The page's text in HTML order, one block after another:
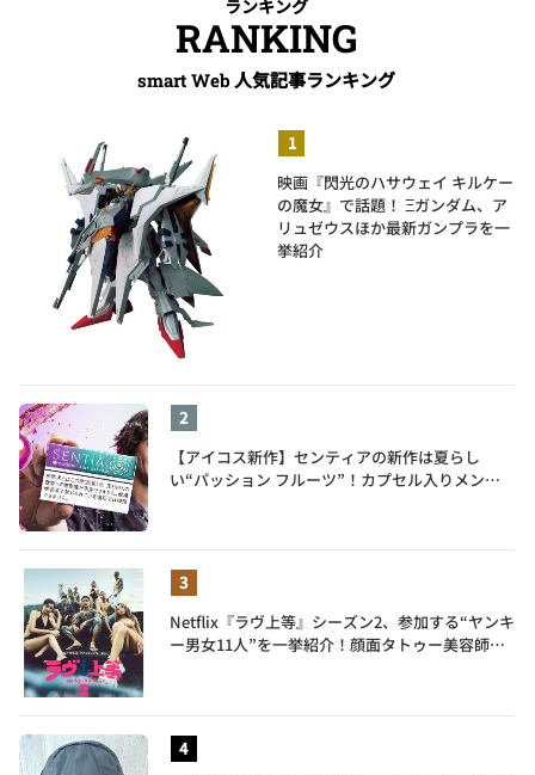
ランキング
RANKING
smart Web 人気記事ランキング
映画『閃光のハサウェイ キルケー
の魔女』で話題！ Ξガンダム、ア
リュゼウスほか最新ガンプラを一
挙紹介
【アイコス新作】センティアの新作は夏らし
い“パッション フルーツ”！カプセル入りメンソ
Netflix『ラヴ上等』シーズン2、参加する“ヤンキ
ー男女11人”を一挙紹介！顔面タトゥー美容師、